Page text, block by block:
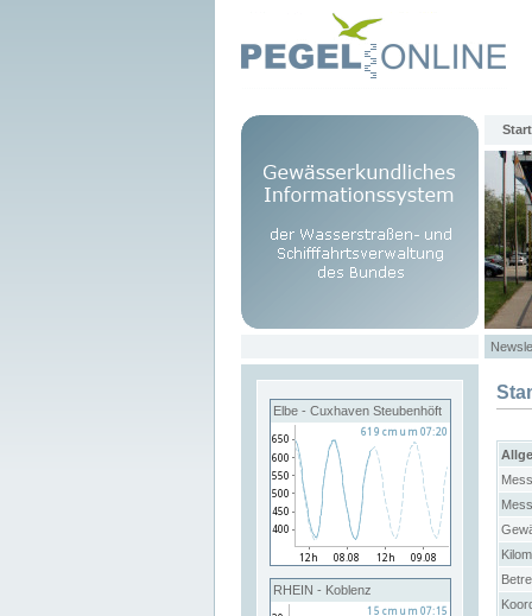
Start
Elbe - Cuxhaven Steubenhöft
RHEIN - Koblenz